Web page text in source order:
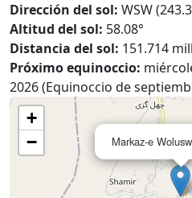
Dirección del sol: WSW
Altitud del sol: 58.08°
Distancia del sol: 151.714
Próximo equinoccio:
2026 (Equinoccio de
Markaz-e
+
−